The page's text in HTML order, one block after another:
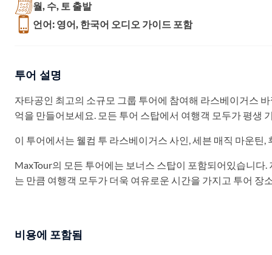
월, 수, 토 출발
언어: 영어, 한국어 오디오 가이드 포함
투어 설명
자타공인 최고의 소규모 그룹 투어에 참여해 라스베이거스
억을 만들어보세요. 모든 투어 스탑에서 여행객 모두가 평생
이 투어에서는 웰컴 투 라스베이거스 사인, 세븐 매직 마운틴
MaxTour의 모든 투어에는 보너스 스탑이 포함되어있습니
는 만큼 여행객 모두가 더욱 여유로운 시간을 가지고 투어 장
비용에 포함됨